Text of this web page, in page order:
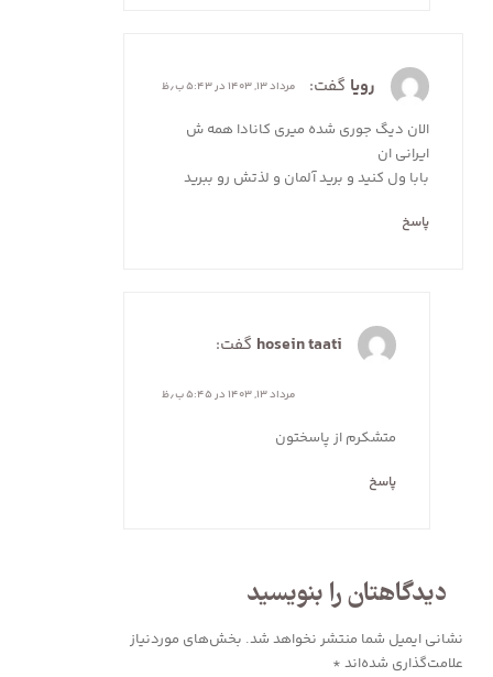
رویا گفت: مرداد ۱۳, ۱۴۰۳ در ۵:۴۳ ب٫ظ
الان دیگ جوری شده میری کانادا همه ش
ایرانی ان
بابا ول کنید و برید آلمان و لذتش رو ببرید
پاسخ
hosein taati گفت:
مرداد ۱۳, ۱۴۰۳ در ۵:۴۵ ب٫ظ
متشکرم از پاسختون
پاسخ
دیدگاهتان را بنویسید
نشانی ایمیل شما منتشر نخواهد شد. بخش‌های موردنیاز
علامت‌گذاری شده‌اند *